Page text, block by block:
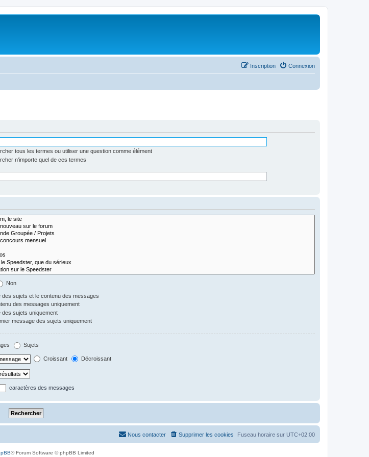
Connexion
Inscription
tous les termes ou utiliser une question comme élément
n’importe quel de ces termes
Non
des sujets et le contenu des messages
des messages uniquement
des sujets uniquement
message des sujets uniquement
Sujets
Croissant Décroissant
caractères des messages
Fuseau horaire sur UTC+02:00
Supprimer les cookies
Nous contacter
® Forum Software © phpBB Limited